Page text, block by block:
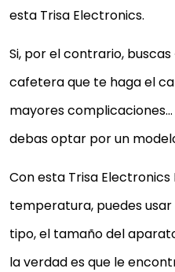
esta Trisa Electronics.
Si, por el contrario,
cafetera que te haga el
mayores
debas optar por un
Con esta Trisa
temperatura, puedes
tipo, el tamaño del
la verdad es que le